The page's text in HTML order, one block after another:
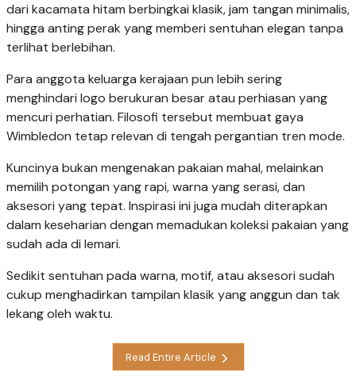
dari kacamata hitam berbingkai klasik, jam tangan minimalis,
hingga anting perak yang memberi sentuhan elegan tanpa
terlihat berlebihan.
Para anggota keluarga kerajaan pun lebih sering
menghindari logo berukuran besar atau perhiasan yang
mencuri perhatian. Filosofi tersebut membuat gaya
Wimbledon tetap relevan di tengah pergantian tren mode.
Kuncinya bukan mengenakan pakaian mahal, melainkan
memilih potongan yang rapi, warna yang serasi, dan
aksesori yang tepat. Inspirasi ini juga mudah diterapkan
dalam keseharian dengan memadukan koleksi pakaian yang
sudah ada di lemari.
Sedikit sentuhan pada warna, motif, atau aksesori sudah
cukup menghadirkan tampilan klasik yang anggun dan tak
lekang oleh waktu.
Read Entire Article